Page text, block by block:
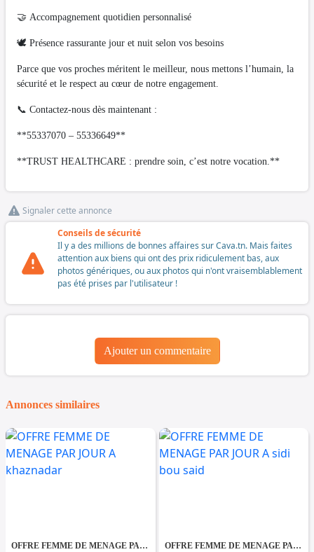
🤝 Accompagnement quotidien personnalisé
🕊️ Présence rassurante jour et nuit selon vos besoins
Parce que vos proches méritent le meilleur, nous mettons l’humain, la
sécurité et le respect au cœur de notre engagement.
📞 Contactez-nous dès maintenant :
**55337070 – 55336649**
**TRUST HEALTHCARE : prendre soin, c’est notre vocation.**
Signaler cette annonce
Conseils de sécurité
Il y a des millions de bonnes affaires sur Cava.tn. Mais faites
attention aux biens qui ont des prix ridiculement bas, aux
photos génériques, ou aux photos qui n'ont vraisemblablement
pas été prises par l'utilisateur !
Ajouter un commentaire
Annonces similaires
OFFRE FEMME DE MENAGE PAR JOUR A khaznadar OFFRE FEMME DE MENAGE PAR JOUR A sidi bou said